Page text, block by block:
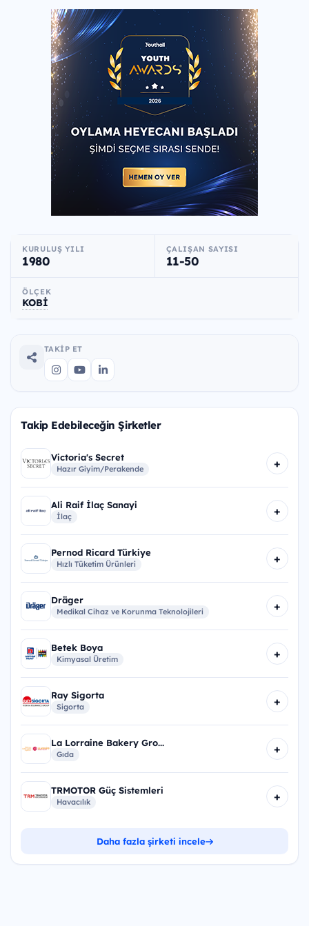
KURULUŞ YILI
1980
ÇALIŞAN SAYISI
11-50
ÖLÇEK
KOBİ
TAKIP ET
Takip Edebileceğin Şirketler
Victoria's Secret
Hazır Giyim/Perakende +
Ali Raif İlaç Sanayi
İlaç +
Pernod Ricard Türkiye
Hızlı Tüketim Ürünleri +
Dräger
Medikal Cihaz ve Korunma Teknolojileri +
Betek Boya
Kimyasal Üretim +
Ray Sigorta
Sigorta +
La Lorraine Bakery Gro...
Gıda +
TRMOTOR Güç Sistemleri
Havacılık +
Daha fazla şirketi incele